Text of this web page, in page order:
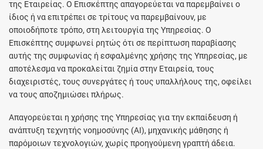
της Εταιρείας. Ο Επισκέπτης απαγορεύεται να παρεμβαίνει ο
ίδιος ή να επιτρέπει σε τρίτους να παρεμβαίνουν, με
οποιοδήποτε τρόπο, στη λειτουργία της Υπηρεσίας. Ο
Επισκέπτης συμφωνεί ρητώς ότι σε περίπτωση παραβίασης
αυτής της συμφωνίας ή εσφαλμένης χρήσης της Υπηρεσίας, με
αποτέλεσμα να προκαλείται ζημία στην Εταιρεία, τους
διαχειριστές, τους συνεργάτες ή τους υπαλλήλους της, οφείλει
να τους αποζημιώσει πλήρως.
Απαγορεύεται η χρήσης της Υπηρεσίας για την εκπαίδευση ή
ανάπτυξη τεχνητής νοημοσύνης (AI), μηχανικής μάθησης ή
παρόμοιων τεχνολογιών, χωρίς προηγούμενη γραπτή άδεια.